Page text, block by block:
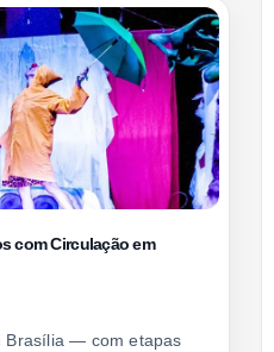
com Circulação em
Brasília — com etapas